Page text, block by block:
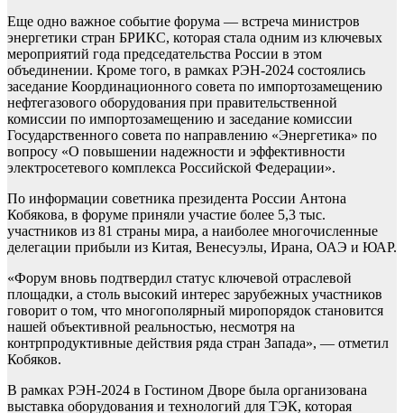
Еще одно важное событие форума — встреча министров
энергетики стран БРИКС, которая стала одним из ключевых
мероприятий года председательства России в этом
объединении. Кроме того, в рамках РЭН-2024 состоялись
заседание Координационного совета по импортозамещению
нефтегазового оборудования при правительственной
комиссии по импортозамещению и заседание комиссии
Государственного совета по направлению «Энергетика» по
вопросу «О повышении надежности и эффективности
электросетевого комплекса Российской Федерации».
По информации советника президента России Антона
Кобякова, в форуме приняли участие более 5,3 тыс.
участников из 81 страны мира, а наиболее многочисленные
делегации прибыли из Китая, Венесуэлы, Ирана, ОАЭ и ЮАР.
«Форум вновь подтвердил статус ключевой отраслевой
площадки, а столь высокий интерес зарубежных участников
говорит о том, что многополярный миропорядок становится
нашей объективной реальностью, несмотря на
контрпродуктивные действия ряда стран Запада», — отметил
Кобяков.
В рамках РЭН-2024 в Гостином Дворе была организована
выставка оборудования и технологий для ТЭК, которая